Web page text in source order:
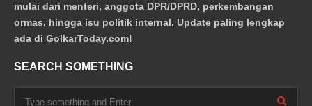
mulai dari menteri, anggota DPR/DPRD, perkembangan
ormas, hingga isu politik internal. Update paling lengkap
ada di GolkarToday.com!
SEARCH SOMETHING